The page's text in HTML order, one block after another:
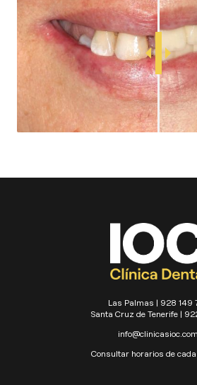
Las Palmas | 928 149
Santa Cruz de Tenerife | 922
info@clinicasioc.com
Consultar horarios de cada